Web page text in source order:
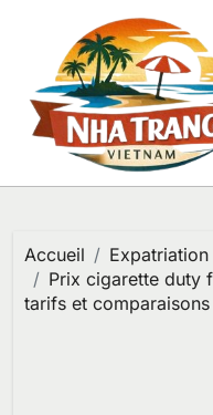
contenu
Accueil
Expatriation
Prix cigarette duty
tarifs et comparaisons